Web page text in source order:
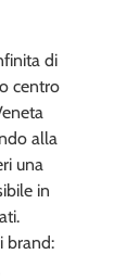
di
centro
alla
una
in
brand: